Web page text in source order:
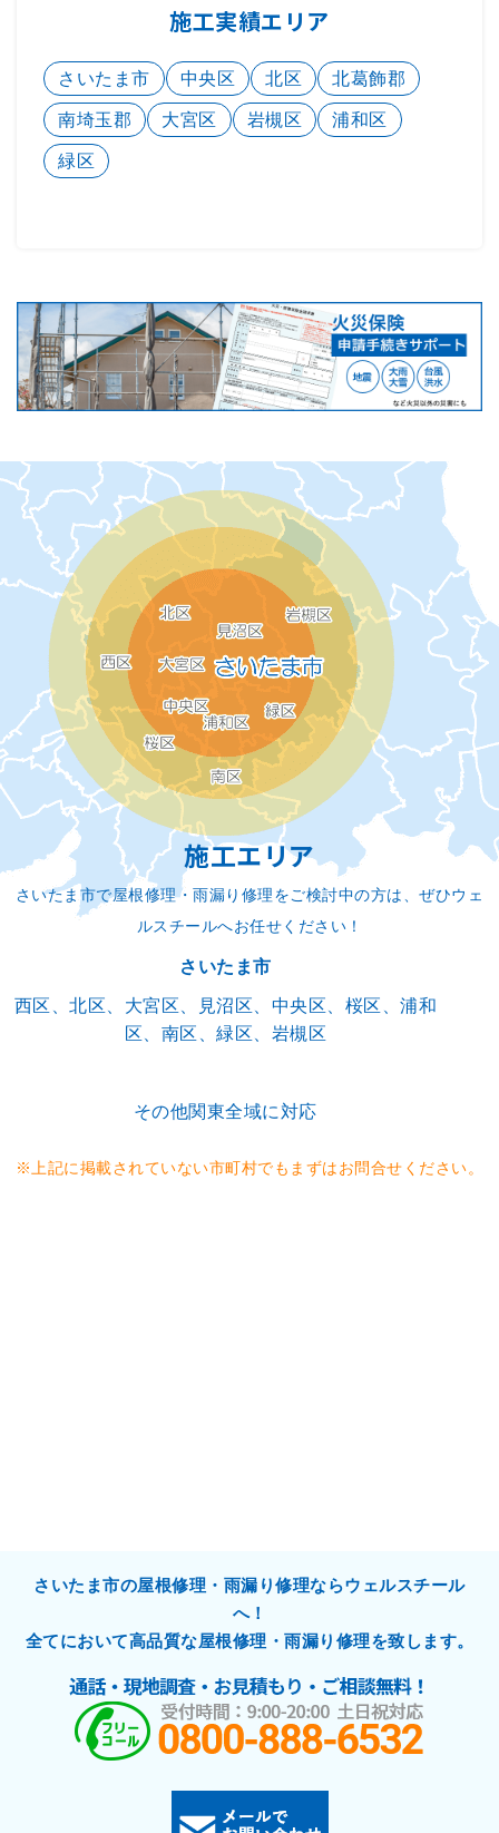
施工実績エリア
さいたま市 中央区 北区 北葛飾郡
南埼玉郡 大宮区 岩槻区 浦和区
緑区
施工エリア
さいたま市で屋根修理・雨漏り修理をご検討中の方は、ぜひウェ
ルスチールへお任せください！
さいたま市
西区、北区、大宮区、見沼区、中央区、桜区、浦和
区、南区、緑区、岩槻区
その他関東全域に対応
※上記に掲載されていない市町村でもまずはお問合せください。
さいたま市の屋根修理・雨漏り修理ならウェルスチール
へ！
全てにおいて高品質な屋根修理・雨漏り修理を致します。